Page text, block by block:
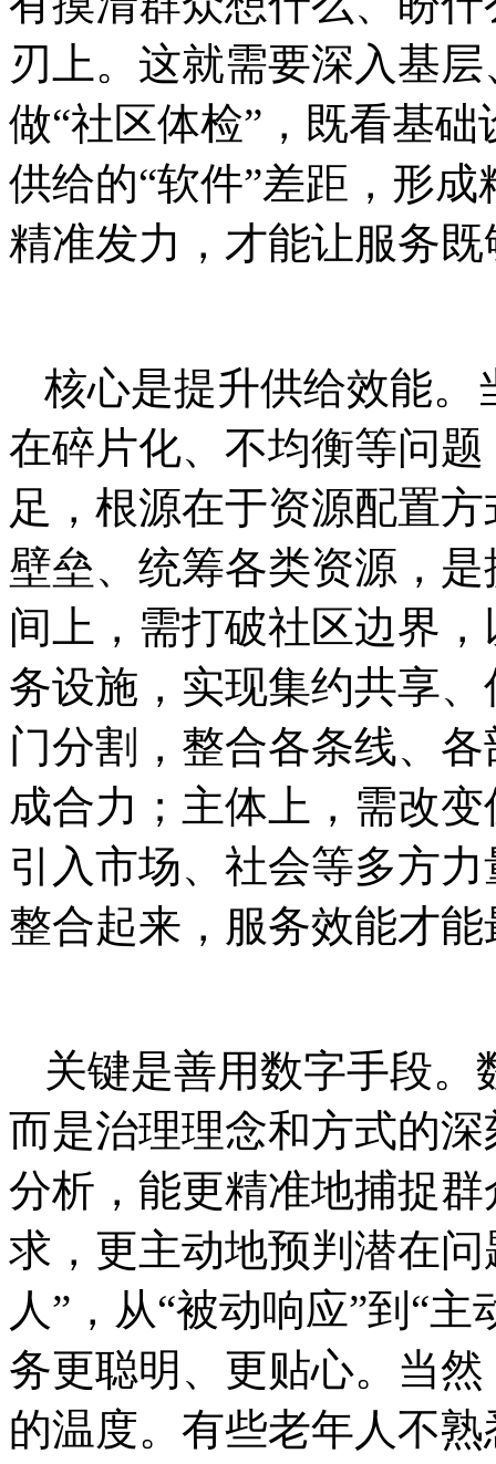
刃上。这就需要深入基
做“社区体检”，既看基
供给的“软件”差距，形
精准发力，才能让服务
核心是提升供给效能。
在碎片化、不均衡等问
足，根源在于资源配置
壁垒、统筹各类资源，
间上，需打破社区边界
务设施，实现集约共享
门分割，整合各条线、
成合力；主体上，需改
引入市场、社会等多方
整合起来，服务效能才
关键是善用数字手段
而是治理理念和方式的
分析，能更精准地捕捉
求，更主动地预判潜在
人”，从“被动响应”到“
务更聪明、更贴心。当
的温度。有些老年人不